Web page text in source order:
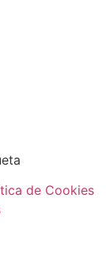
de Cookies